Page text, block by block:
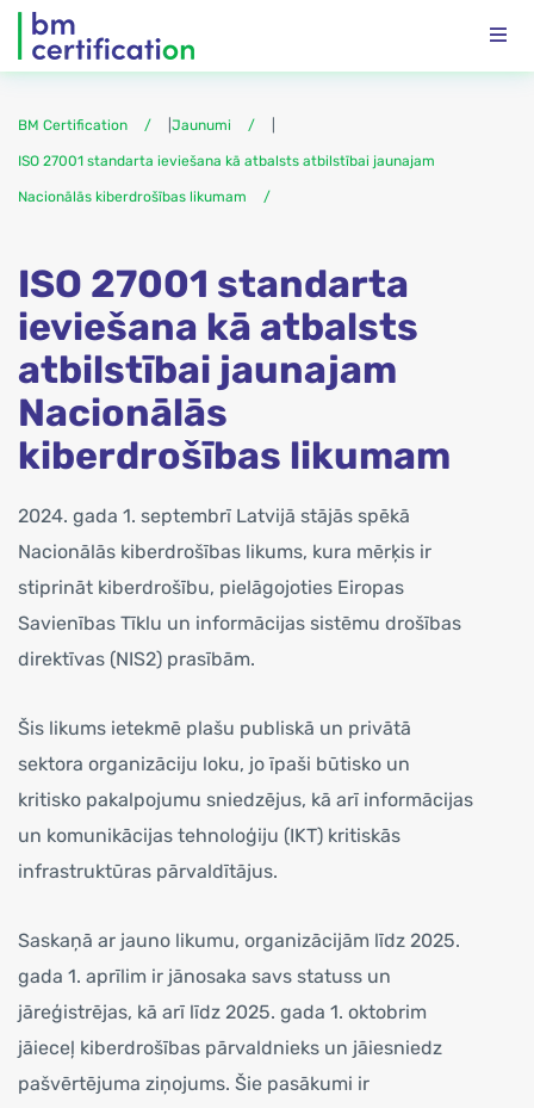
BM Certification Jaunumi
ISO 27001 standarta ieviešana kā atbalsts atbilstībai jaunajam
Nacionālās kiberdrošības likumam
ISO 27001 standarta
ieviešana kā atbalsts
atbilstībai jaunajam
Nacionālās
kiberdrošības likumam
2024. gada 1. septembrī Latvijā stājās spēkā
Nacionālās kiberdrošības likums, kura mērķis ir
stiprināt kiberdrošību, pielāgojoties Eiropas
Savienības Tīklu un informācijas sistēmu drošības
direktīvas (NIS2) prasībām.
Šis likums ietekmē plašu publiskā un privātā
sektora organizāciju loku, jo īpaši būtisko un
kritisko pakalpojumu sniedzējus, kā arī informācijas
un komunikācijas tehnoloģiju (IKT) kritiskās
infrastruktūras pārvaldītājus.
Saskaņā ar jauno likumu, organizācijām līdz 2025.
gada 1. aprīlim ir jānosaka savs statuss un
jāreģistrējas, kā arī līdz 2025. gada 1. oktobrim
jāieceļ kiberdrošības pārvaldnieks un jāiesniedz
pašvērtējuma ziņojums. Šie pasākumi ir